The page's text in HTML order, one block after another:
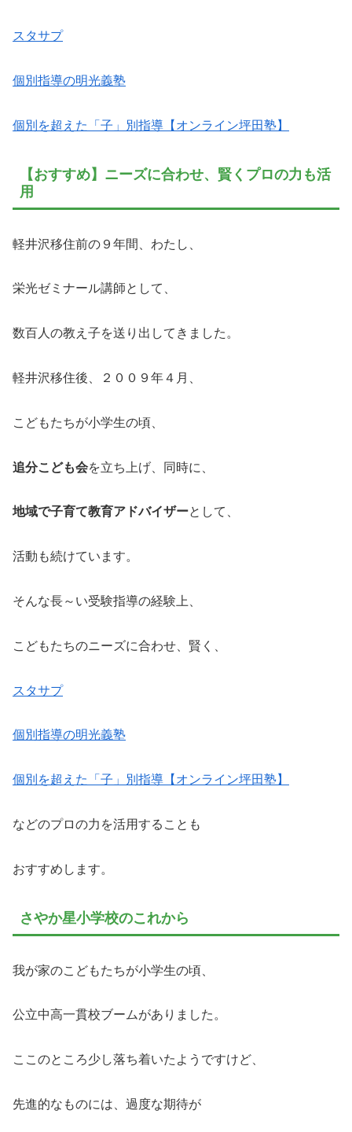
スタサプ
個別指導の明光義塾
個別を超えた「子」別指導【オンライン坪田塾】
【おすすめ】ニーズに合わせ、賢くプロの力も活
用
軽井沢移住前の９年間、わたし、
栄光ゼミナール講師として、
数百人の教え子を送り出してきました。
軽井沢移住後、２００９年４月、
こどもたちが小学生の頃、
追分こども会を立ち上げ、同時に、
地域で子育て教育アドバイザーとして、
活動も続けています。
そんな長～い受験指導の経験上、
こどもたちのニーズに合わせ、賢く、
スタサプ
個別指導の明光義塾
個別を超えた「子」別指導【オンライン坪田塾】
などのプロの力を活用することも
おすすめします。
さやか星小学校のこれから
我が家のこどもたちが小学生の頃、
公立中高一貫校ブームがありました。
ここのところ少し落ち着いたようですけど、
先進的なものには、過度な期待が